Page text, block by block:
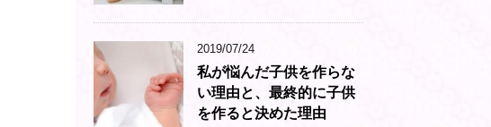
2019/07/24
私が悩んだ子供を作らな
い理由と、最終的に子供
を作ると決めた理由